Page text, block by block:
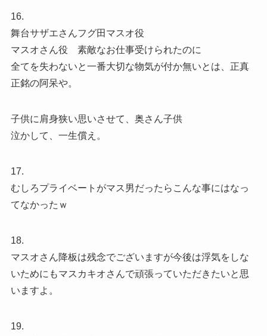
16.
舞台サザエさんフグ田マスオ役
マスオさん役 素敵なお仕事受けられたのに
全てを失わないと一番大切な物気が付か無いとは、正真
正銘の阿呆や。
子供に肩身狭い思いさせて、奥さん子供
泣かして、一生償え。
17.
むしろプライベートがマス男だったらこんな事にはなっ
てなかったｗ
18.
マスオさん降板は残念でございますが今後は浮気をしな
いためにもマスカキオさんで頑張っていただきたいと思
いますよ。
19.